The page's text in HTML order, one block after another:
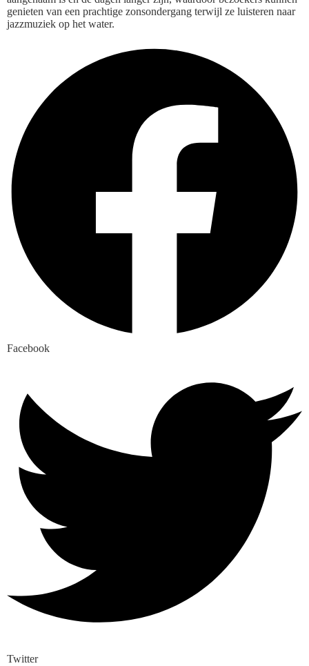
genieten van een prachtige zonsondergang terwijl ze luisteren naar
jazzmuziek op het water.
Facebook
Twitter